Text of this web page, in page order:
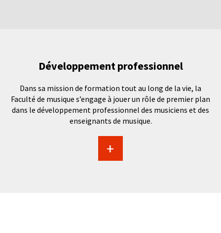
Développement professionnel
Dans sa mission de formation tout au long de la vie, la
Faculté de musique s’engage à jouer un rôle de premier plan
dans le développement professionnel des musiciens et des
enseignants de musique.
+